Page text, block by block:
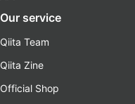
Our service
Qiita Team
Qiita Zine
Official Shop